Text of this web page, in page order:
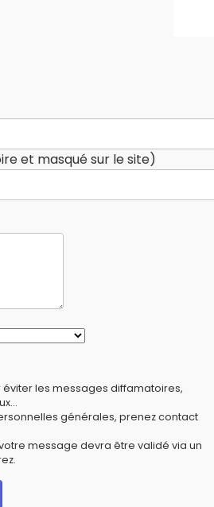
et masqué sur le site)
les messages diffamatoires,
générales, prenez contact
message devra être validé via un